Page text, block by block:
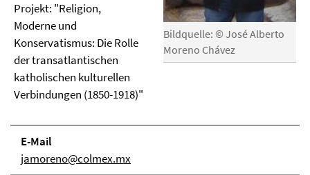
Bildquelle: © José Alberto
Moreno Chávez
Projekt: "Religion,
Moderne und
Konservatismus: Die Rolle
der transatlantischen
katholischen kulturellen
Verbindungen (1850-1918)"
E-Mail
jamoreno@colmex.mx